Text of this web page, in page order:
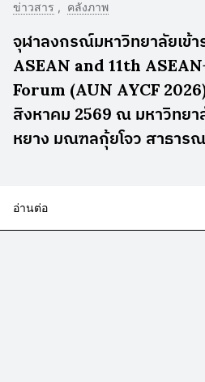
ข่าวสาร คลังภาพ
จุฬาลงกรณ์มหาวิทยาลัยเข้
ASEAN and 11th
Forum (AUN AYCF
สิงหาคม 2569 ณ มหาวิทยา
หยาง มณฑลกุ้ยโจว สาธาร
อ่านต่อ